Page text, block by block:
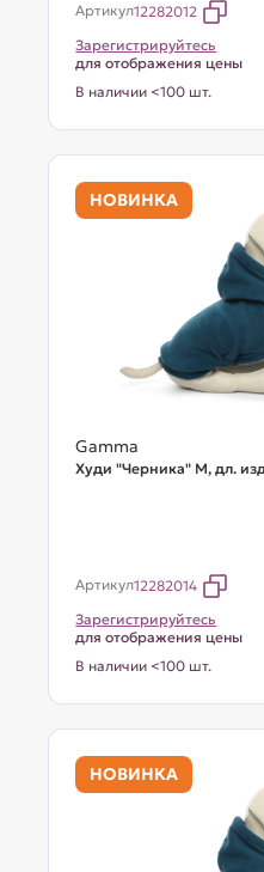
Артикул12282012
Зарегистрируйтесь
для отображения цены
В наличии <100 шт.
НОВИНКА
Gamma
Худи "Черника" M, дл.
Артикул12282014
Зарегистрируйтесь
для отображения цены
В наличии <100 шт.
НОВИНКА